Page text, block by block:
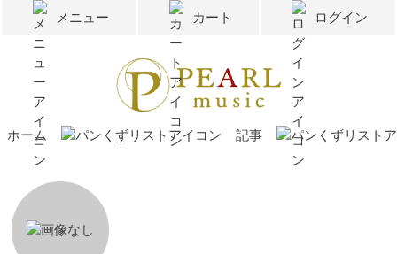
メニュー カート ログイン
ホーム 記事